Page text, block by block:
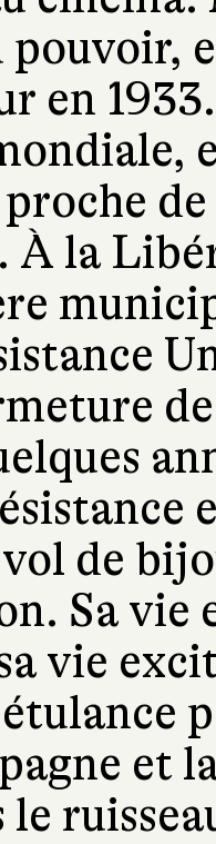
pouvoir,
en
À la
de
Sa vie
vie
et
le